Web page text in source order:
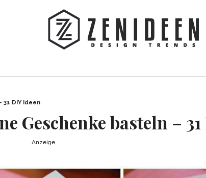
DIY Ideen
Geschenke basteln –
Anzeige